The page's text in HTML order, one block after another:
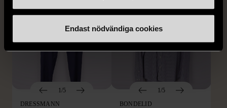
Endast nödvändiga cookies
1/5
DRESSMANN
1/5
BONDELID